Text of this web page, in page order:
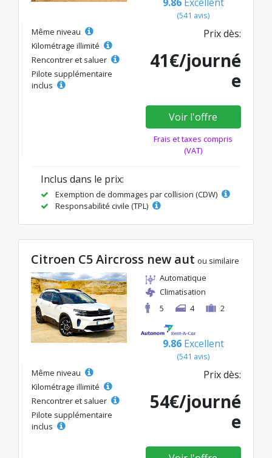
(541 avis)
Même niveau
Kilométrage illimité
Rencontrer et saluer
Pilote supplémentaire
inclus
Prix dès:
41€/journé
e
Voir l'offre
Frais et taxes compris
(VAT)
Inclus dans le prix:
Exemption de dommages par collision (CDW)
Responsabilité civile (TPL)
Citroen C5 Aircross new aut ou similaire
Automatique
Climatisation
5
4 2
9.86 Excellent
(541 avis)
Même niveau
Kilométrage illimité
Rencontrer et saluer
Pilote supplémentaire
inclus
Prix dès:
54€/journé
e